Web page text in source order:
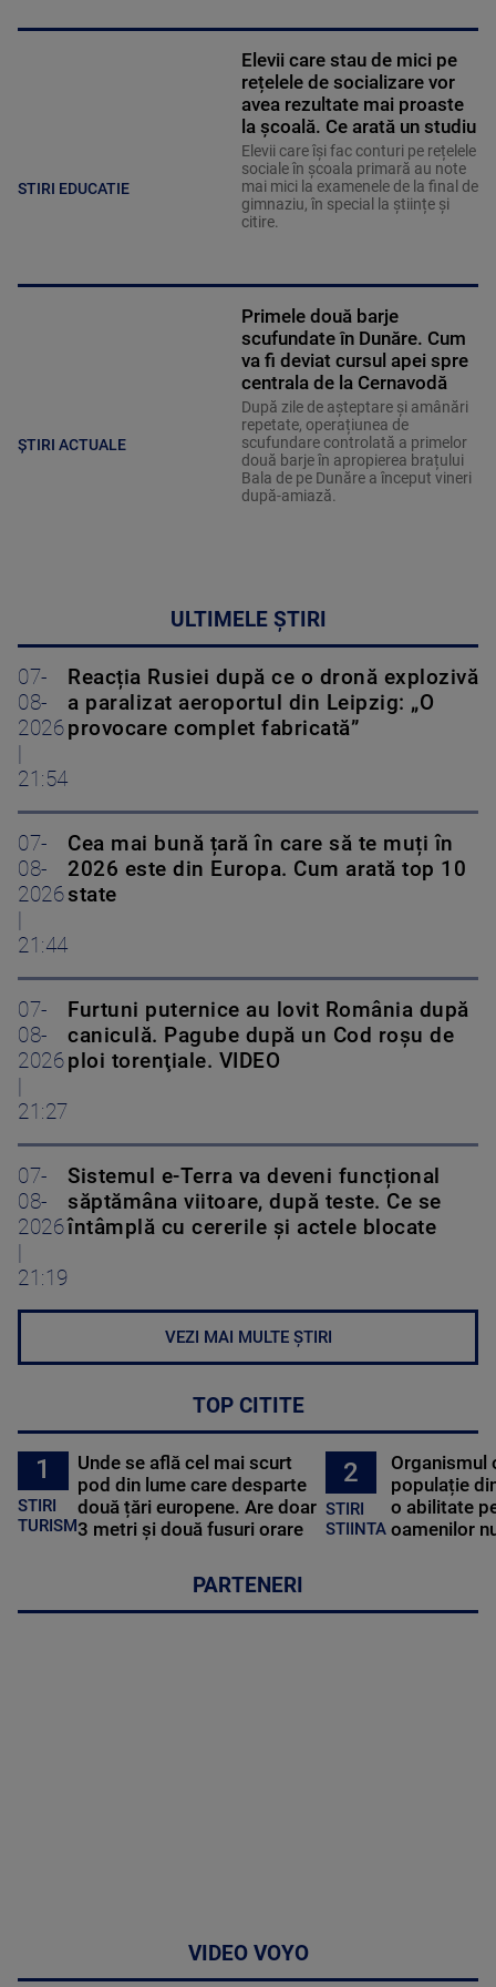
STIRI EDUCATIE
Elevii care stau de mici pe
rețelele de socializare vor
avea rezultate mai proaste
la școală. Ce arată un studiu
Elevii care îşi fac conturi pe rețelele
sociale în școala primară au note
mai mici la examenele de la final de
gimnaziu, în special la științe și
citire.
ȘTIRI ACTUALE
Primele două barje
scufundate în Dunăre. Cum
va fi deviat cursul apei spre
centrala de la Cernavodă
După zile de așteptare și amânări
repetate, operațiunea de
scufundare controlată a primelor
două barje în apropierea brațului
Bala de pe Dunăre a început vineri
după-amiază.
ULTIMELE ȘTIRI
07-
08-
2026
21:54
Reacția Rusiei după ce o dronă explozivă
a paralizat aeroportul din Leipzig: „O
provocare complet fabricată”
07-
08-
2026
21:44
Cea mai bună țară în care să te muți în
2026 este din Europa. Cum arată top 10
state
07-
08-
2026
21:27
Furtuni puternice au lovit România după
caniculă. Pagube după un Cod roşu de
ploi torenţiale. VIDEO
07-
08-
2026
21:19
Sistemul e-Terra va deveni funcțional
săptămâna viitoare, după teste. Ce se
întâmplă cu cererile și actele blocate
VEZI MAI MULTE ȘTIRI
TOP CITITE
1
STIRI
TURISM
Unde se află cel mai scurt
pod din lume care desparte
două țări europene. Are doar
3 metri și două fusuri orare
2
STIRI
STIINTA
Organismul
populație
o abilitate
oamenilor
PARTENERI
VIDEO VOYO